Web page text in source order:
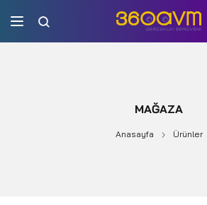
MAĞAZA
Anasayfa Ürünler